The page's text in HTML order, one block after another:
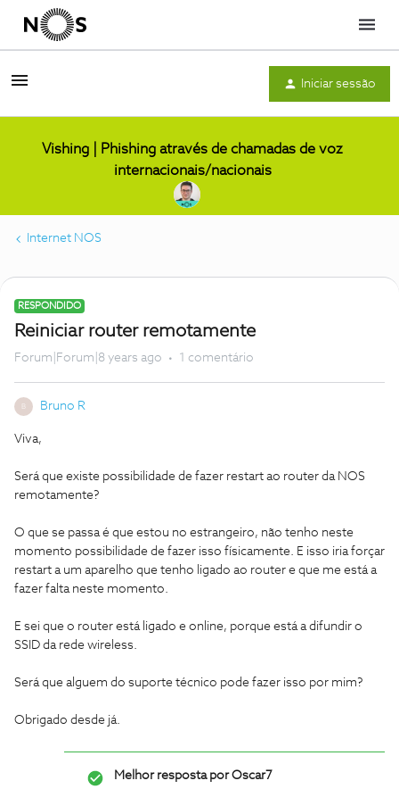
Menu
Iniciar sessão
Vishing | Phishing através de chamadas de voz
internacionais/nacionais
Internet NOS
RESPONDIDO
Reiniciar router remotamente
Forum|Forum|8 years ago 1 comentário
Bruno R
Viva,
Será que existe possibilidade de fazer restart ao router da NOS
remotamente?
O que se passa é que estou no estrangeiro, não tenho neste
momento possibilidade de fazer isso físicamente. E isso iria forçar
restart a um aparelho que tenho ligado ao router e que me está a
fazer falta neste momento.
E sei que o router está ligado e online, porque está a difundir o
SSID da rede wireless.
Será que alguem do suporte técnico pode fazer isso por mim?
Obrigado desde já.
Melhor resposta porOscar7